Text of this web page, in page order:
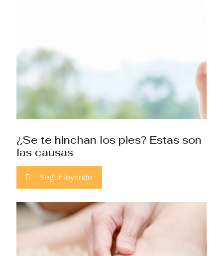
¿Se te hinchan los pies? Estas son
las causas
Seguir leyendo